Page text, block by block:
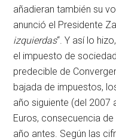
añadieran también su
anunció el Presidente
izquierdas“. Y así lo
el impuesto de
predecible de
bajada de impuestos,
año siguiente (del 2007
Euros, consecuencia
año antes. Según las